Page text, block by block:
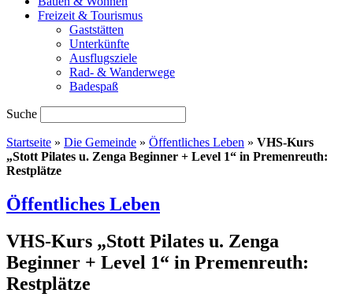
Freizeit & Tourismus
Gaststätten
Unterkünfte
Ausflugsziele
Rad- & Wanderwege
Badespaß
Suche
Startseite » Die Gemeinde » Öffentliches Leben » VHS-Kurs
„Stott Pilates u. Zenga Beginner + Level 1“ in Premenreuth:
Restplätze
Öffentliches Leben
VHS-Kurs „Stott Pilates u. Zenga
Beginner + Level 1“ in Premenreuth:
Restplätze